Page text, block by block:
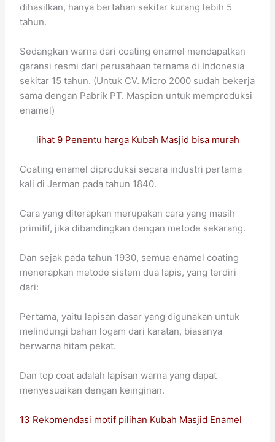
dihasilkan, hanya bertahan sekitar kurang lebih 5
tahun.
Sedangkan warna dari coating enamel mendapatkan
garansi resmi dari perusahaan ternama di Indonesia
sekitar 15 tahun. (Untuk CV. Micro 2000 sudah bekerja
sama dengan Pabrik PT. Maspion untuk memproduksi
enamel)
lihat 9 Penentu harga Kubah Masjid bisa murah
Coating enamel diproduksi secara industri pertama
kali di Jerman pada tahun 1840.
Cara yang diterapkan merupakan cara yang masih
primitif, jika dibandingkan dengan metode sekarang.
Dan sejak pada tahun 1930, semua enamel coating
menerapkan metode sistem dua lapis, yang terdiri
dari:
Pertama, yaitu lapisan dasar yang digunakan untuk
melindungi bahan logam dari karatan, biasanya
berwarna hitam pekat.
Dan top coat adalah lapisan warna yang dapat
menyesuaikan dengan keinginan.
13 Rekomendasi motif pilihan Kubah Masjid Enamel